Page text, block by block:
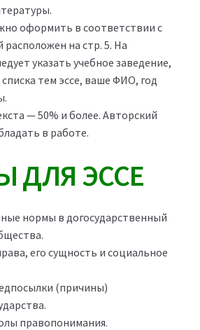
оформить в соответствии с
на стр. 5. На
указать учебное заведение,
тем эссе, ваше ФИО, год
— 50% и более. Авторский
в работе.
ДЛЯ ЭССЕ
нормы в догосударственный
его сущность и социальное
(причины)
правопонимания.